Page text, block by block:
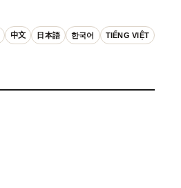
中文 日本語 한국어 TIẾNG VIỆT